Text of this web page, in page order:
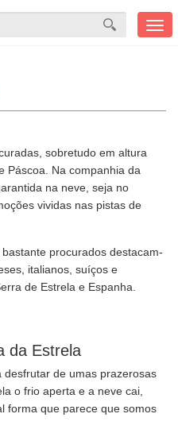
sobretudo em altura
Páscoa. Na companhia da
na neve, seja no
vividas nas pistas de
procurados destacam-
italianos, suíços e
de Estrela e Espanha.
da Estrela
de umas prazerosas
o frio aperta e a neve cai,
forma que parece que somos